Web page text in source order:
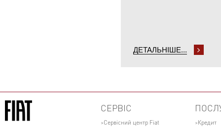
ДЕТАЛЬНІШЕ...
СЕРВІС
Сервісний центр Fiat
Кредит